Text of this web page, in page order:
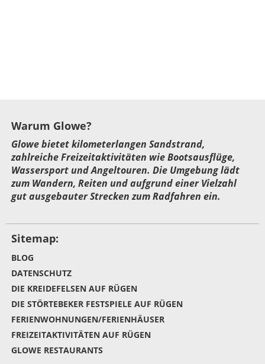
Warum Glowe?
Glowe bietet kilometerlangen Sandstrand,
zahlreiche Freizeitaktivitäten wie Bootsausflüge,
Wassersport und Angeltouren. Die Umgebung lädt
zum Wandern, Reiten und aufgrund einer Vielzahl
gut ausgebauter Strecken zum Radfahren ein.
Sitemap:
BLOG
DATENSCHUTZ
DIE KREIDEFELSEN AUF RÜGEN
DIE STÖRTEBEKER FESTSPIELE AUF RÜGEN
FERIENWOHNUNGEN/FERIENHÄUSER
FREIZEITAKTIVITÄTEN AUF RÜGEN
GLOWE RESTAURANTS